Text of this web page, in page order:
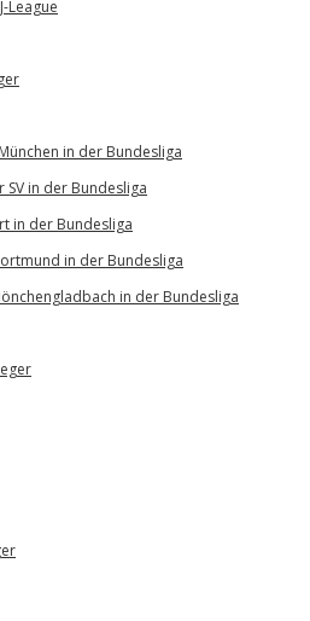
League
in der Bundesliga
in der Bundesliga
in der Bundesliga
in der Bundesliga
in der Bundesliga